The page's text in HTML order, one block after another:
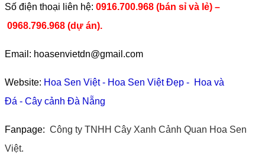
​Số điện thoại liên hệ: 0916.700.968 (bán sỉ và lẻ) –
0968.796.968 (dự án).
Email: hoasenvietdn@gmail.com
Website: Hoa Sen Việt- Hoa Sen Việt Đẹp - Hoa và
Đá - Cây cảnh Đà Nẵng
Fanpage: Công ty TNHH Cây Xanh Cảnh Quan Hoa Sen
Việt.